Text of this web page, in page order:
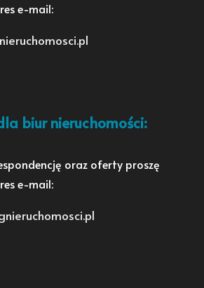
e-mail:
biur nieruchomości:
oraz oferty proszę
e-mail: